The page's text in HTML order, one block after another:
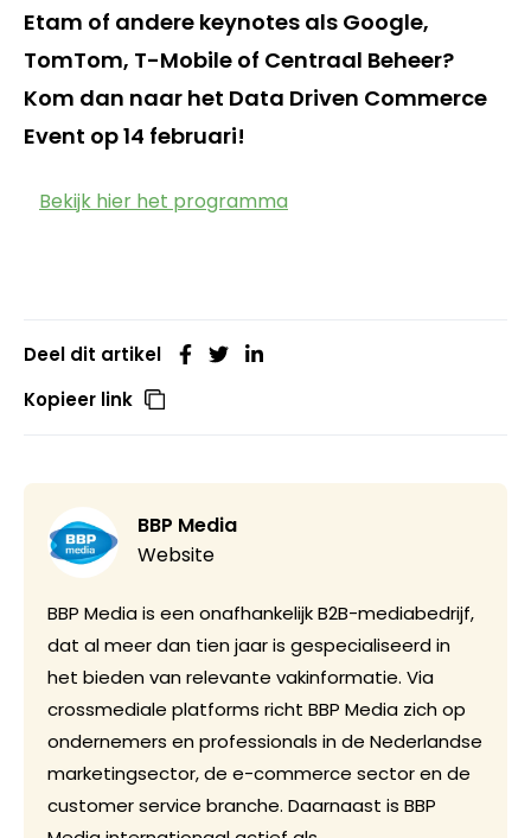
Etam of andere keynotes als Google,
TomTom, T-Mobile of Centraal Beheer?
Kom dan naar het Data Driven Commerce
Event op 14 februari!
Bekijk hier het programma
Deel dit artikel
Kopieer link
BBP Media
Website
BBP Media is een onafhankelijk B2B-mediabedrijf,
dat al meer dan tien jaar is gespecialiseerd in
het bieden van relevante vakinformatie. Via
crossmediale platforms richt BBP Media zich op
ondernemers en professionals in de Nederlandse
marketingsector, de e-commerce sector en de
customer service branche. Daarnaast is BBP